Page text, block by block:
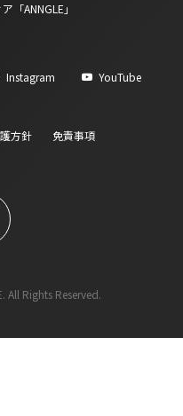
Instagram YouTube
方針 免責事項
All Rights Reserved.